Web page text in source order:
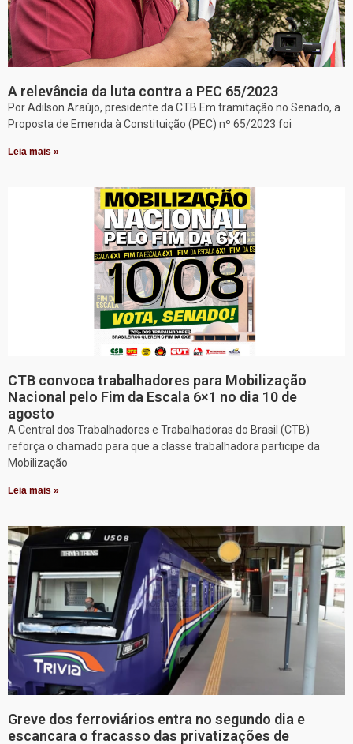
A relevância da luta contra a PEC 65/2023
Por Adilson Araújo, presidente da CTB Em tramitação no Senado, a
Proposta de Emenda à Constituição (PEC) nº 65/2023 foi
Leia mais »
CTB convoca trabalhadores para Mobilização
Nacional pelo Fim da Escala 6×1 no dia 10 de
agosto
A Central dos Trabalhadores e Trabalhadoras do Brasil (CTB)
reforça o chamado para que a classe trabalhadora participe da
Mobilização
Leia mais »
Greve dos ferroviários entra no segundo dia e
escancara o fracasso das privatizações de